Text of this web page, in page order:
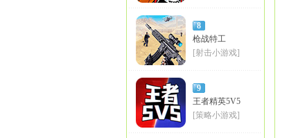
8
枪战特工
[射击小游戏]
9
王者精英5V5
[策略小游戏]